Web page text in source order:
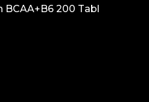
BCAA+B6 200 Tabl